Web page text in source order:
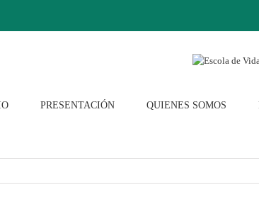
PRESENTACIÓN QUIENES SOMOS